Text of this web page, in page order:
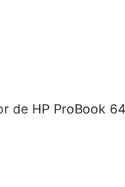
de HP ProBook